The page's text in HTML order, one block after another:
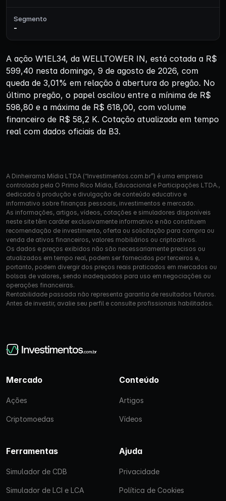
Segmento
-
A ação W1EL34, da WELLTOWER IN, está cotada a R$
599,40 nesta domingo, 9 de agosto de 2026, com
queda de 3,01% em relação à abertura do pregão. No
último pregão, o papel oscilou entre a mínima de R$
598,80 e a máxima de R$ 618,00, com volume
financeiro de R$ 58,2 K. Cotação atualizada em tempo
real com dados oficiais da B3.
A Dinheirama Mídia LTDA (“Investimentos.com.br”) é uma empresa
controlada pela O Primo Rico Mídia, Educacional e Participações LTDA.,
dedicada à produção e divulgação de conteúdo educativo e
informativo sobre finanças pessoais, investimentos e mercado.
As informações, artigos, vídeos, cotações e simuladores disponíveis
neste site têm caráter exclusivamente informativo e não constituem
recomendação de investimento, oferta ou solicitação para compra ou
venda de ativos financeiros, valores mobiliários ou criptoativos.
Os dados e preços exibidos não são necessariamente precisos ou
atualizados em tempo real, podem ser fornecidos por terceiros e,
portanto, podem divergir dos preços reais praticados em mercados ou
bolsas de valores, sendo inadequados para uso em negociações ou
operações financeiras.
Rentabilidade passada não representa garantia de resultados futuros.
Antes de investir, avalie seu perfil e consulte profissionais habilitados.
Mercado
Ações
Criptomoedas
Conteúdo
Artigos
Vídeos
Ferramentas
Simulador de CDB
Simulador de LCI e LCA
Ajuda
Privacidade
Política de Cookies